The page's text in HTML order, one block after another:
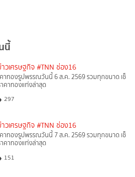
นี้
วเศรษฐกิจ #TNN ช่อง16
าทองรูปพรรณวันนี้ 6 ส.ค. 2569 รวมทุกขนาด เช็
คาทองแท่งล่าสุด
297
วเศรษฐกิจ #TNN ช่อง16
าทองรูปพรรณวันนี้ 7 ส.ค. 2569 รวมทุกขนาด เช็
คาทองแท่งล่าสุด
151